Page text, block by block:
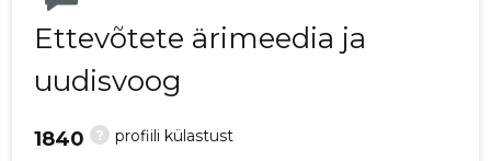
Ettevõtete ärimeedia ja
uudisvoog
? profiili külastust
1840